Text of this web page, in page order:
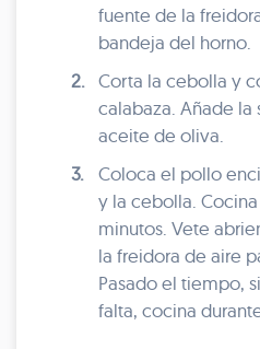
fuente de la
bandeja del horno.
2.
Corta la cebolla y
calabaza. Añade la
aceite de oliva.
3.
Coloca el pollo
y la cebolla.
minutos. Vete
la freidora de aire
Pasado el tiempo,
falta, cocina